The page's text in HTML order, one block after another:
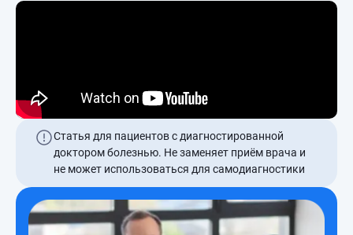
Статья для пациентов с диагностированной
доктором болезнью. Не заменяет приём врача и
не может использоваться для самодиагностики